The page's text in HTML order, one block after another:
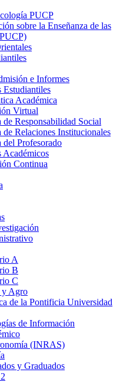
PUCP
sobre la Enseñanza de las
e Informes
Estudiantiles
Académica
Virtual
Responsabilidad Social
Relaciones Institucionales
Profesorado
Académicos
Continua
A
B
C
y Agro
de la Pontificia Universidad
de Información
(INRAS)
y Graduados